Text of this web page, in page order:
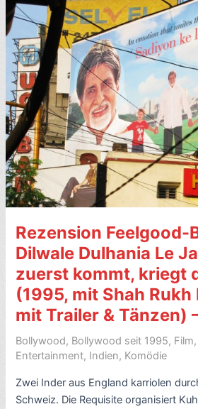
Vicky
Donor
(2012)
–
mit
Video
–
8
Sterne
Rezension Feelgood-
Dilwale Dulhania Le
zuerst kommt, kriegt
(1995, mit Shah Rukh
mit Trailer & Tänzen)
Bollywood, Bollywood seit 1995, Film,
Entertainment, Indien, Komödie
Zwei Inder aus England karriolen
Schweiz. Die Requisite organisiert